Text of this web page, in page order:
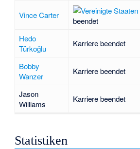
Vince Carter
beendet
Hedo
Türkoğlu
Karriere beendet
Bobby
Wanzer
Karriere beendet
Jason
Williams
Karriere beendet
Statistiken